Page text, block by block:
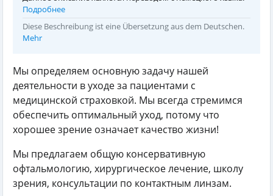
Подробнее
Diese Beschreibung ist eine Übersetzung aus dem Deutschen.
Mehr
Мы определяем основную задачу нашей
деятельности в уходе за пациентами с
медицинской страховкой. Мы всегда стремимся
обеспечить оптимальный уход, потому что
хорошее зрение означает качество жизни!
Мы предлагаем общую консервативную
офтальмологию, хирургическое лечение, школу
зрения, консультации по контактным линзам.